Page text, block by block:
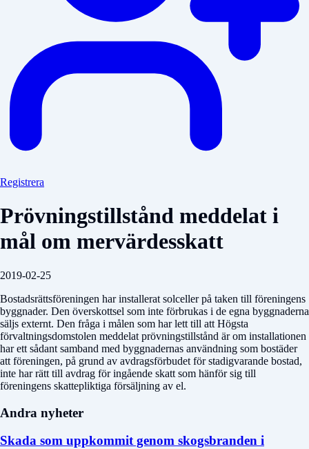
Registrera
Prövningstillstånd meddelat i
mål om mervärdesskatt
2019-02-25
Bostadsrättsföreningen har installerat solceller på taken till föreningens
byggnader. Den överskottsel som inte förbrukas i de egna byggnaderna
säljs externt. Den fråga i målen som har lett till att Högsta
förvaltningsdomstolen meddelat prövningstillstånd är om installationen
har ett sådant samband med byggnadernas användning som bostäder
att föreningen, på grund av avdragsförbudet för stadigvarande bostad,
inte har rätt till avdrag för ingående skatt som hänför sig till
föreningens skattepliktiga försäljning av el.
Andra nyheter
Skada som uppkommit genom skogsbranden i